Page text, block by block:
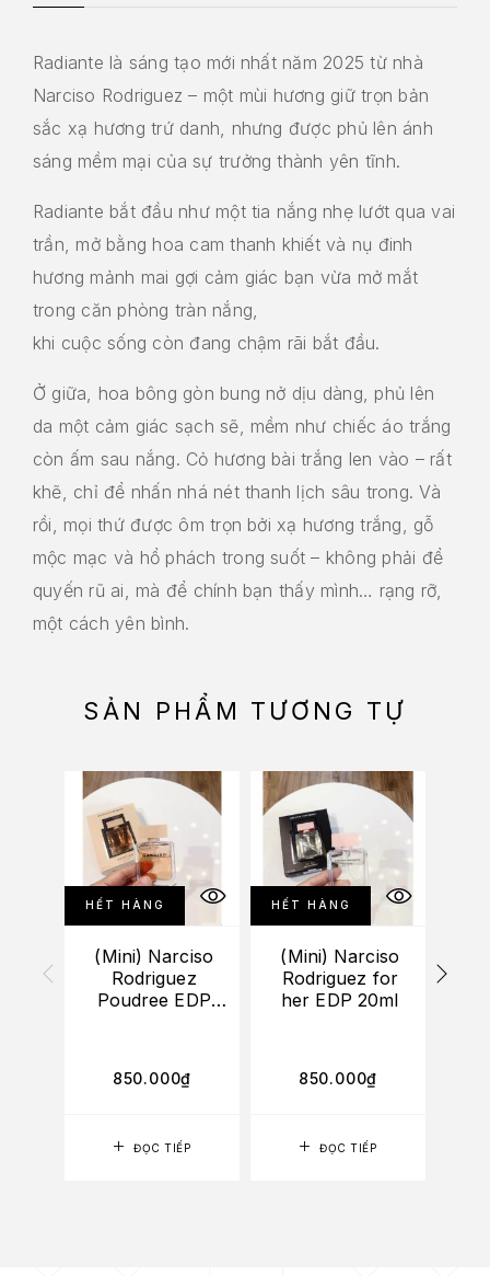
Radiante là sáng tạo mới nhất năm 2025 từ nhà
Narciso Rodriguez – một mùi hương giữ trọn bản
sắc xạ hương trứ danh, nhưng được phủ lên ánh
sáng mềm mại của sự trưởng thành yên tĩnh.
Radiante bắt đầu như một tia nắng nhẹ lướt qua vai
trần, mở bằng hoa cam thanh khiết và nụ đinh
hương mảnh mai gợi cảm giác bạn vừa mở mắt
trong căn phòng tràn nắng,
khi cuộc sống còn đang chậm rãi bắt đầu.
Ở giữa, hoa bông gòn bung nở dịu dàng, phủ lên
da một cảm giác sạch sẽ, mềm như chiếc áo trắng
còn ấm sau nắng. Cỏ hương bài trắng len vào – rất
khẽ, chỉ để nhấn nhá nét thanh lịch sâu trong. Và
rồi, mọi thứ được ôm trọn bởi xạ hương trắng, gỗ
mộc mạc và hổ phách trong suốt – không phải để
quyến rũ ai, mà để chính bạn thấy mình… rạng rỡ,
một cách yên bình.
SẢN PHẨM TƯƠNG TỰ
HẾT HÀNG
ĐỌC TIẾP
(Mini) Narciso
Rodriguez
Poudree EDP
850.000₫
HẾT HÀNG
ĐỌC TIẾP
(Mini) Narciso
Rodriguez for
her EDP 20ml
850.000₫